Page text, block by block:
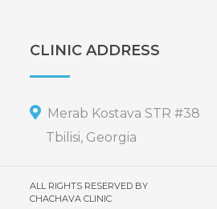
CLINIC ADDRESS
Merab Kostava STR #38
Tbilisi, Georgia
ALL RIGHTS RESERVED BY
CHACHAVA CLINIC